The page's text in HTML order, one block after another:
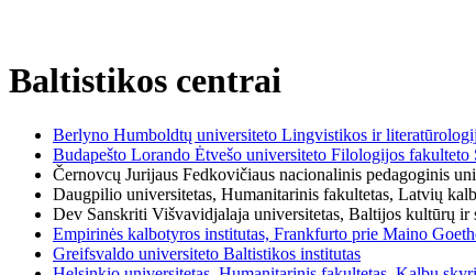
Baltistikos centrai
Berlyno Humboldtų universiteto Lingvistikos ir
Budapešto Lorando Ėtvešo universiteto Filologijos
Černovcų Jurijaus Fedkovičiaus nacionalinis pedagoginis
Daugpilio universitetas, Humanitarinis fakultetas, Latvių
Dev Sanskriti Višvavidjalaja universitetas, Baltijos kultūrų ir
Empirinės kalbotyros institutas, Frankfurto prie Maino
Greifsvaldo universiteto Baltistikos institutas